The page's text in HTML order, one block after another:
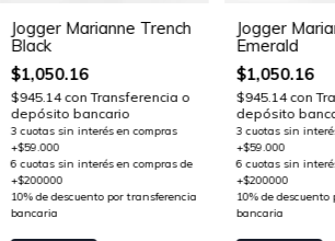
Jogger Marianne Trench
Black
$1,050.16
$945.14con Transferencia o
depósito bancario
Jogger
Emerald
$1,050.16
$945.14con
depósito